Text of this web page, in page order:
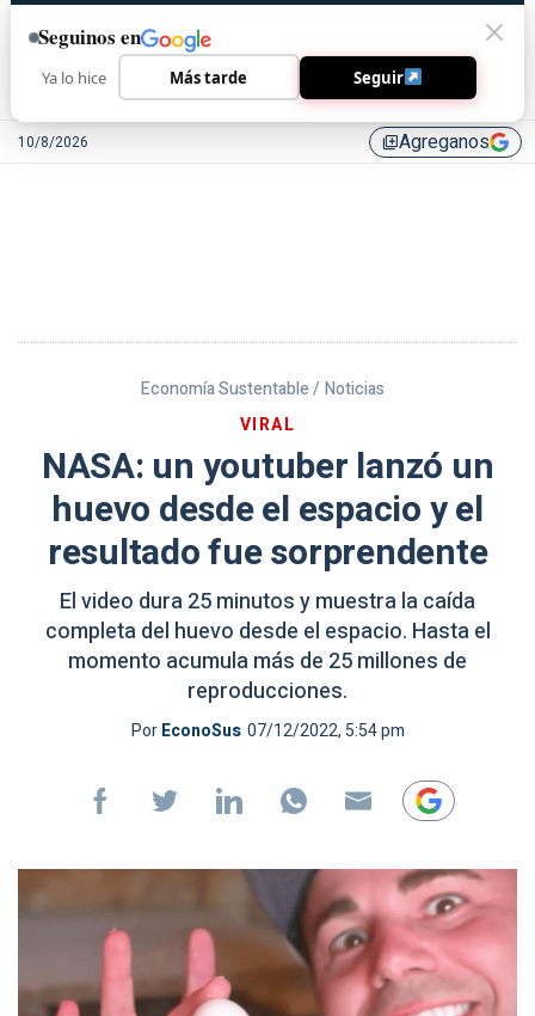
10/8/2026 library_addAgreganos
Economía Sustentable / Noticias
VIRAL
NASA: un youtuber lanzó un
huevo desde el espacio y el
resultado fue sorprendente
El video dura 25 minutos y muestra la caída
completa del huevo desde el espacio. Hasta el
momento acumula más de 25 millones de
reproducciones.
PorEconoSus 07/12/2022, 5:54 pm
Seguinos en
Ya lo hice Más tarde Seguir